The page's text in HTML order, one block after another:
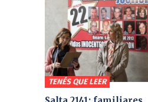
TENÉS QUE LEER